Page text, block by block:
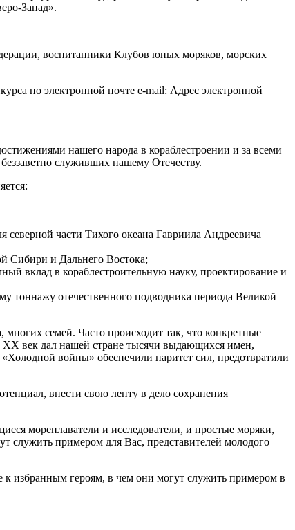
Запад».
воспитанники Клубов юных моряков, морских
по электронной почте e-mail: Адрес электронной
нашего народа в кораблестроении и за всеми
служивших нашему Отечеству.
северной части Тихого океана Гавриила Андреевича
Сибири и Дальнего Востока;
вклад в кораблестроительную науку, проектирование и
тоннажу отечественного подводника периода Великой
многих семей. Часто происходит так, что конкретные
ХХ век дал нашей стране тысячи выдающихся имен,
войны» обеспечили паритет сил, предотвратили
внести свою лепту в дело сохранения
мореплаватели и исследователи, и простые моряки,
служить примером для Вас, представителей молодого
к избранным героям, в чем они могут служить примером в